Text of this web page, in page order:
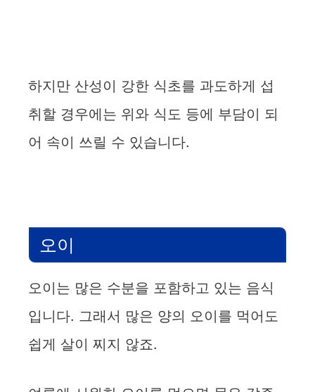
하지만 산성이 강한 식초를 과도하게 섭
취할 경우에는 위와 식도 등에 부담이 되
어 속이 쓰릴 수 있습니다.
오이
오이는 많은 수분을 포함하고 있는 음식
입니다. 그래서 많은 양의 오이를 먹어도
쉽게 살이 찌지 않죠.